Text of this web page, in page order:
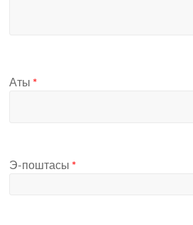
Аты *
Э-поштасы *